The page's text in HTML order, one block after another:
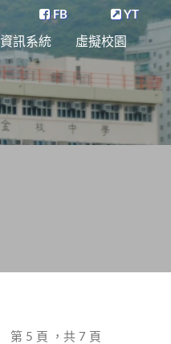
資訊系統 虛擬校園
FB YT
第 5 頁 ，共 7 頁